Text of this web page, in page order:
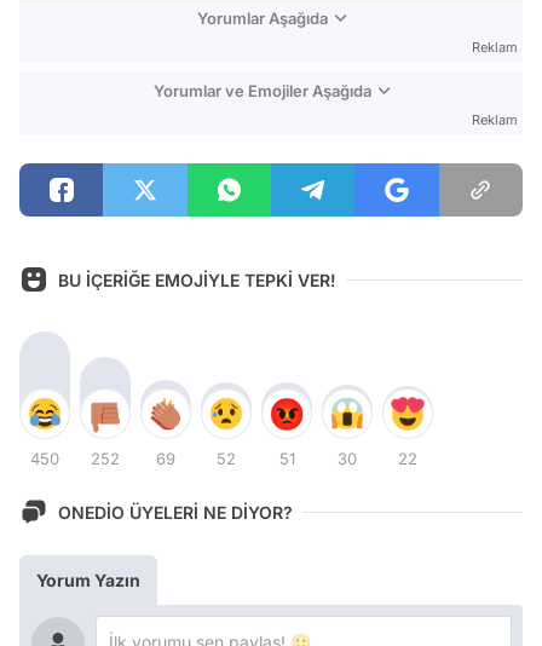
Yorumlar Aşağıda
Reklam
Yorumlar ve Emojiler Aşağıda
Reklam
BU İÇERİĞE EMOJİYLE TEPKİ VER!
450 252 69 52 51 30 22
ONEDİO ÜYELERİ NE DİYOR?
Yorum Yazın